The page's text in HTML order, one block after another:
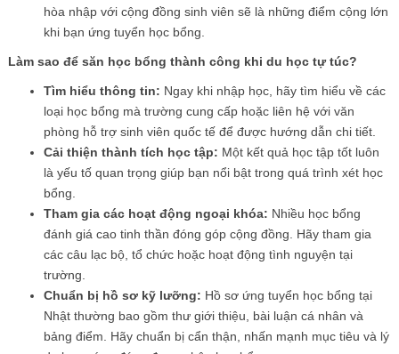
hòa nhập với cộng đồng sinh viên sẽ là những điểm cộng lớn
khi bạn ứng tuyển học bổng.
Làm sao để săn học bổng thành công khi du học tự túc?
Tìm hiểu thông tin: Ngay khi nhập học, hãy tìm hiểu về các
loại học bổng mà trường cung cấp hoặc liên hệ với văn
phòng hỗ trợ sinh viên quốc tế để được hướng dẫn chi tiết.
Cải thiện thành tích học tập: Một kết quả học tập tốt luôn
là yếu tố quan trọng giúp bạn nổi bật trong quá trình xét học
bổng.
Tham gia các hoạt động ngoại khóa: Nhiều học bổng
đánh giá cao tinh thần đóng góp cộng đồng. Hãy tham gia
các câu lạc bộ, tổ chức hoặc hoạt động tình nguyện tại
trường.
Chuẩn bị hồ sơ kỹ lưỡng: Hồ sơ ứng tuyển học bổng tại
Nhật thường bao gồm thư giới thiệu, bài luận cá nhân và
bảng điểm. Hãy chuẩn bị cẩn thận, nhấn mạnh mục tiêu và lý